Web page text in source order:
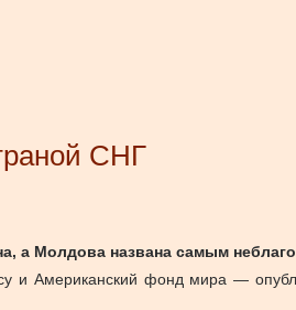
СНГ
а Молдова названа самым
и Американский фонд мира —